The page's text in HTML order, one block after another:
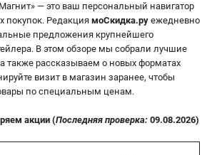
— это ваш персональный навигатор
покупок. Редакция моСкидка.ру ежедневно
предложения крупнейшего
В этом обзоре мы собрали лучшие
также рассказываем о новых форматах
визит в магазин заранее, чтобы
по специальным ценам.
акции (Последняя проверка: 09.08.2026)